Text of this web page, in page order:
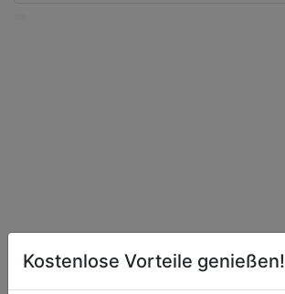
Kostenlose Vorteile genießen!